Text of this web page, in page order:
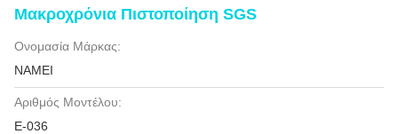
Μακροχρόνια Πιστοποίηση SGS
Ονομασία Μάρκας:
NAMEI
Αριθμός Μοντέλου:
Ε-036